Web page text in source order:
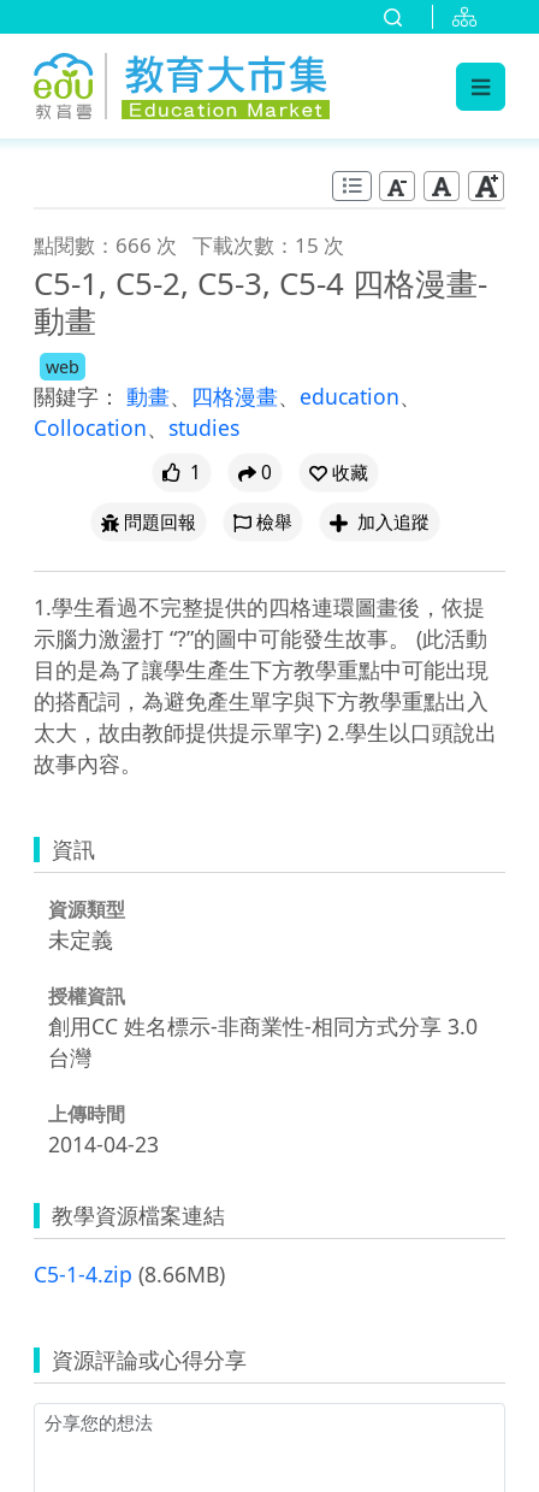
點閱數：666 次 下載次數：15 次
C5-1, C5-2, C5-3, C5-4 四格漫畫-
動畫
web
關鍵字： 動畫、 四格漫畫、 education、
Collocation、 studies
1 0
收藏
問題回報
檢舉 加入追蹤
1.學生看過不完整提供的四格連環圖畫後，依提
示腦力激盪打 “?”的圖中可能發生故事。 (此活動
目的是為了讓學生產生下方教學重點中可能出現
的搭配詞，為避免產生單字與下方教學重點出入
太大，故由教師提供提示單字) 2.學生以口頭說出
故事內容。
資訊
資源類型
未定義
授權資訊
創用CC 姓名標示-非商業性-相同方式分享 3.0
台灣
上傳時間
2014-04-23
教學資源檔案連結
C5-1-4.zip (8.66MB)
資源評論或心得分享